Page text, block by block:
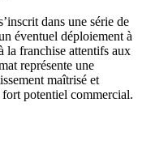
dans une série de
éventuel déploiement à
la franchise attentifs aux
représente une
maîtrisé et
fort potentiel commercial.